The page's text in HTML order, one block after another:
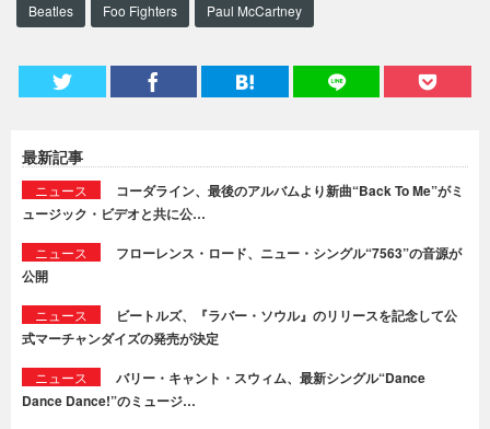
Beatles Foo Fighters Paul McCartney
最新記事
ニュース
コーダライン、最後のアルバムより新曲“Back To Me”がミ
ュージック・ビデオと共に公…
ニュース
フローレンス・ロード、ニュー・シングル“7563”の音源が
公開
ニュース
ビートルズ、『ラバー・ソウル』のリリースを記念して公
式マーチャンダイズの発売が決定
ニュース
バリー・キャント・スウィム、最新シングル“Dance
Dance Dance!”のミュージ…